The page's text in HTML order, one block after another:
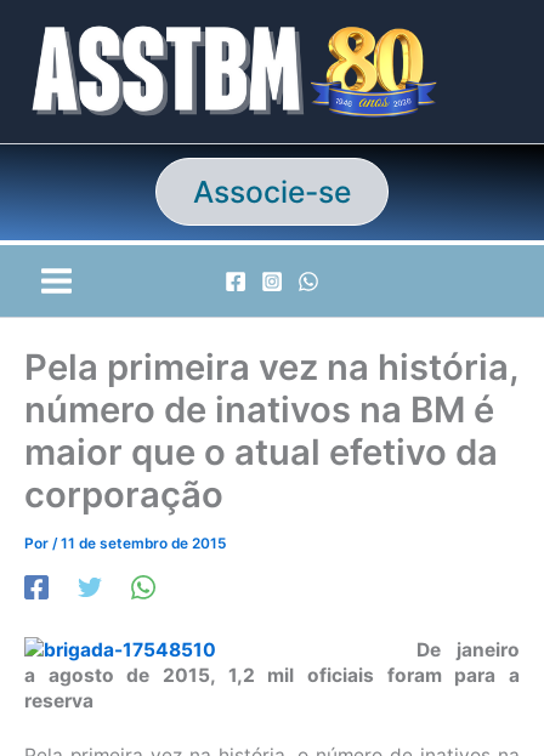
conteúdo
Associe-se
Pela primeira vez na história,
número de inativos na BM é
maior que o atual efetivo da
corporação
Por /11 de setembro de 2015
De janeiro
a agosto de 2015, 1,2 mil oficiais foram para a
reserva